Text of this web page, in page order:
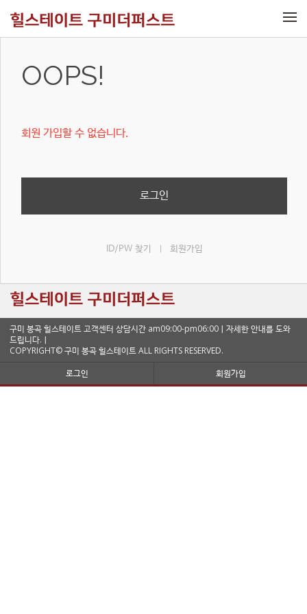
OOPS!
회원 가입할 수 없습니다.
로그인
ID/PW 찾기 회원가입
구미 봉곡 힐스테이트 고객센터 상담시간 am09:00-pm06:00ㅣ자세한 안내를 도와
드립니다.ㅣ
COPYRIGHT© 구미 봉곡 힐스테이트 ALL RIGHTS RESERVED.
로그인
회원가입